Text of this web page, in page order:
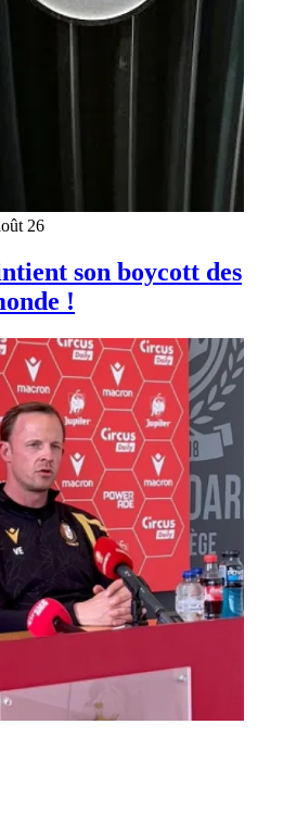
26
son boycott des
!